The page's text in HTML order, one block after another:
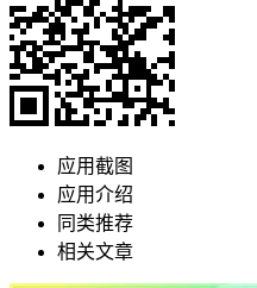
应用截图
应用介绍
同类推荐
相关文章